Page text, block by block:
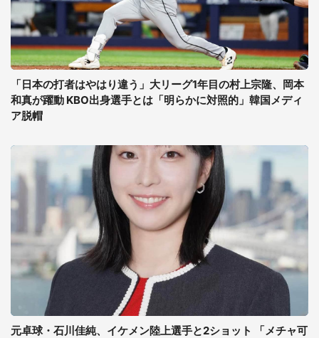
「日本の打者はやはり違う」大リーグ1年目の村上宗隆、岡本
和真が躍動 KBO出身選手とは「明らかに対照的」韓国メディ
ア脱帽
元卓球・石川佳純、イケメン陸上選手と2ショット 「メチャ可